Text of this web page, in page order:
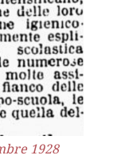
1928